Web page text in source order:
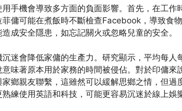
手機會導致多方面的負面影響。首先，在工作
菲傭可能在煮飯時不斷檢查Facebook，導致食
成安全隱患，如忘記關火或忽略兒童的安全。
迷會降低家傭的生產力。研究顯示，平均每
味著原本用於家務的時間被侵佔。對於印傭
鄉親友聯繫，這雖然可以緩解思鄉之情，但過
練使用英語和科技，可能更容易沉迷於線上娛